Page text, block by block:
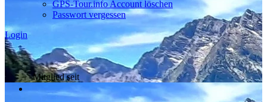
GPS-Tour.info Account löschen
Passwort vergessen
Login
Mitglied seit